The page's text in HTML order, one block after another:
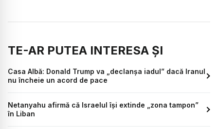
TE-AR PUTEA INTERESA ȘI
Casa Albă: Donald Trump va „declanșa iadul” dacă Iranul
nu încheie un acord de pace
Netanyahu afirmă că Israelul își extinde „zona tampon”
în Liban